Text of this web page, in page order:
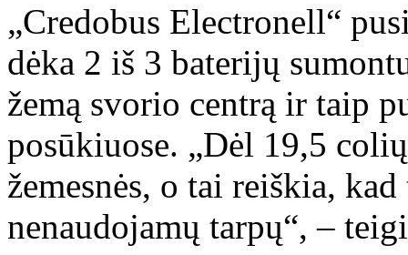
„Credobus Electronell“
dėka 2 iš 3 baterijų
žemą svorio centrą ir taip
posūkiuose. „Dėl 19,5
žemesnės, o tai reiškia,
nenaudojamų tarpų“, –